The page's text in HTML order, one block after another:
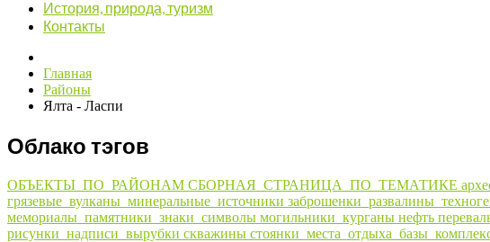
История, природа, туризм
Контакты
Главная
Районы
Ялта - Ласпи
Облако тэгов
ОБЪЕКТЫ_ПО_РАЙОНАМ СБОРНАЯ_СТРАНИЦА_ПО_ТЕМАТИКЕ
грязевые_вулканы_минеральные_источники
мемориалы_памятники_знаки_символы могильники_курганы нефть
рисунки_надписи_вырубки скважины